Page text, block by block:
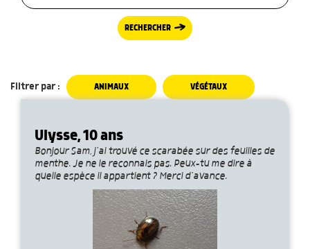
RECHERCHER
Filtrer par : ANIMAUX VÉGÉTAUX
Ulysse, 10 ans
Bonjour Sam, j’ai trouvé ce scarabée sur des feuilles de
menthe. Je ne le reconnais pas. Peux-tu me dire à
quelle espèce il appartient ? Merci d’avance.